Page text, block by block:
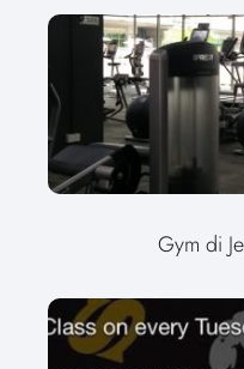
Gym di